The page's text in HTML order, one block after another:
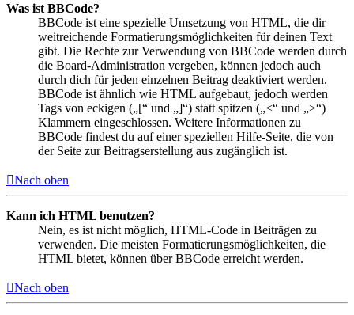
Was ist BBCode?
BBCode ist eine spezielle Umsetzung von HTML, die dir
weitreichende Formatierungsmöglichkeiten für deinen Text
gibt. Die Rechte zur Verwendung von BBCode werden durch
die Board-Administration vergeben, können jedoch auch
durch dich für jeden einzelnen Beitrag deaktiviert werden.
BBCode ist ähnlich wie HTML aufgebaut, jedoch werden
Tags von eckigen („[“ und „]“) statt spitzen („<“ und „>“)
Klammern eingeschlossen. Weitere Informationen zu
BBCode findest du auf einer speziellen Hilfe-Seite, die von
der Seite zur Beitragserstellung aus zugänglich ist.
Nach oben
Kann ich HTML benutzen?
Nein, es ist nicht möglich, HTML-Code in Beiträgen zu
verwenden. Die meisten Formatierungsmöglichkeiten, die
HTML bietet, können über BBCode erreicht werden.
Nach oben